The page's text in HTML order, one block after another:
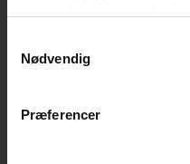
tilbage eller ændre
"Cookiedeklaration",
Nødvendig
Præferencer
Kino.dks